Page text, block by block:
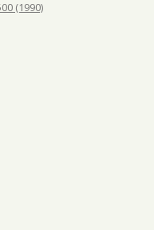
(1990)